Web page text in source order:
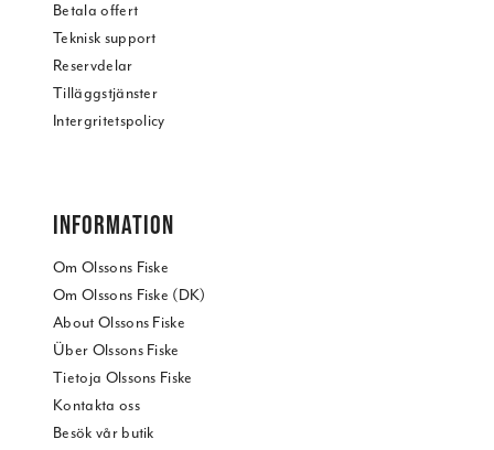
Betala offert
Teknisk support
Reservdelar
Tilläggstjänster
Intergritetspolicy
INFORMATION
Om Olssons Fiske
Om Olssons Fiske (DK)
About Olssons Fiske
Über Olssons Fiske
Tietoja Olssons Fiske
Kontakta oss
Besök vår butik